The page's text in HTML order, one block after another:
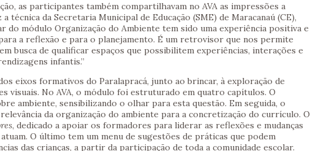
as participantes também compartilhavam no AVA as impressões a
técnica da Secretaria Municipal de Educação (SME) de Maracanaú (CE),
do módulo Organização do Ambiente tem sido uma experiência positiva e
a reflexão e para o planejamento. É um retrovisor que nos permite
busca de qualificar espaços que possibilitem experiências, interações e
infantis.”
eixos formativos do Paralapracá, junto ao brincar, à exploração de
visuais. No AVA, o módulo foi estruturado em quatro capítulos. O
ambiente, sensibilizando o olhar para esta questão. Em seguida, o
da organização do ambiente para a concretização do currículo. O
, dedicado a apoiar os formadores para liderar as reflexões e mudanças
O último tem um menu de sugestões de práticas que podem
das crianças, a partir da participação de toda a comunidade escolar.